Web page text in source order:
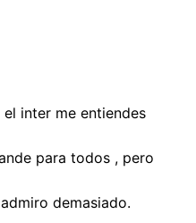
inter me entiendes
para todos , pero
demasiado.